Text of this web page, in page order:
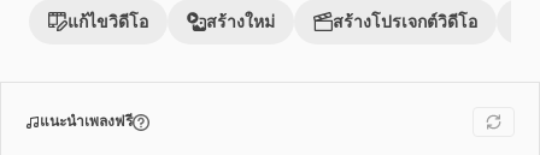
แก้ไขวิดีโอ สร้างใหม่ สร้างโปรเจกต์วิดีโอ
แนะนำเพลงฟรี